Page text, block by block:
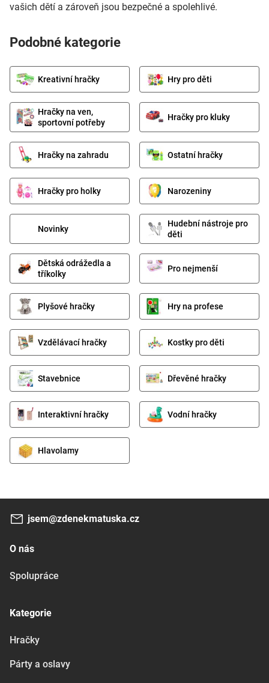
vašich dětí a zároveň jsou bezpečné a spolehlivé.
Podobné kategorie
Kreativní hračky Hry pro děti
Hračky na ven,
sportovní potřeby
Hračky pro kluky
Hračky na zahradu Ostatní hračky
Hračky pro holky Narozeniny
Novinky
Hudební nástroje pro
děti
Dětská odrážedla a
tříkolky
Pro nejmenší
Plyšové hračky Hry na profese
Vzdělávací hračky Kostky pro děti
Stavebnice Dřevěné hračky
Interaktivní hračky Vodní hračky
Hlavolamy
jsem@zdenekmatuska.cz
O nás
Spolupráce
Kategorie
Hračky
Párty a oslavy